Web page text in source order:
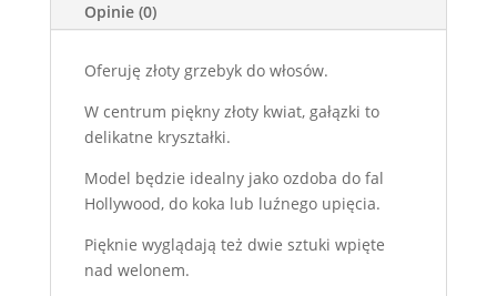
Opinie (0)
Oferuję złoty grzebyk do włosów.
W centrum piękny złoty kwiat, gałązki to
delikatne kryształki.
Model będzie idealny jako ozdoba do fal
Hollywood, do koka lub luźnego upięcia.
Pięknie wyglądają też dwie sztuki wpięte
nad welonem.